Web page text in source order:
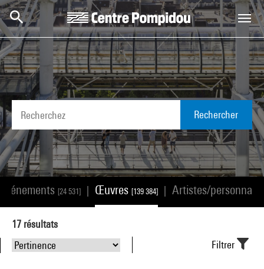
Aller au contenu principal
Centre Pompidou
Rechercher
Événements [24 531] Œuvres [139 384] Artistes/
17 résultats
Filtrer